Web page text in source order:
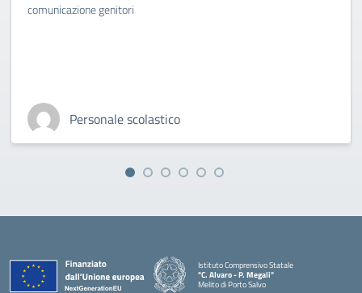
comunicazione genitori
Personale scolastico
Istituto Comprensivo Statale
"C. Alvaro - P. Megali"
Melito di Porto Salvo